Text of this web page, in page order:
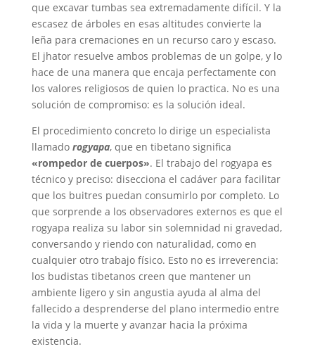
que excavar tumbas sea extremadamente difícil. Y la
escasez de árboles en esas altitudes convierte la
leña para cremaciones en un recurso caro y escaso.
El jhator resuelve ambos problemas de un golpe, y lo
hace de una manera que encaja perfectamente con
los valores religiosos de quien lo practica. No es una
solución de compromiso: es la solución ideal.
El procedimiento concreto lo dirige un especialista
llamado rogyapa, que en tibetano significa
«rompedor de cuerpos». El trabajo del rogyapa es
técnico y preciso: disecciona el cadáver para facilitar
que los buitres puedan consumirlo por completo. Lo
que sorprende a los observadores externos es que el
rogyapa realiza su labor sin solemnidad ni gravedad,
conversando y riendo con naturalidad, como en
cualquier otro trabajo físico. Esto no es irreverencia:
los budistas tibetanos creen que mantener un
ambiente ligero y sin angustia ayuda al alma del
fallecido a desprenderse del plano intermedio entre
la vida y la muerte y avanzar hacia la próxima
existencia.